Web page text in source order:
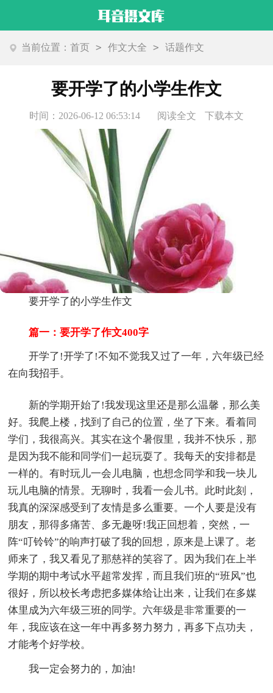
当前位置：首页 > 作文大全 > 话题作文
要开学了的小学生作文
时间：2026-06-12 06:53:14 阅读全文 下载本文
要开学了的小学生作文
篇一：要开学了作文400字
开学了!开学了!不知不觉我又过了一年，六年级已经
在向我招手。
新的学期开始了!我发现这里还是那么温馨，那么美
好。我爬上楼，找到了自己的位置，坐了下来。看着同
学们，我很高兴。其实在这个暑假里，我并不快乐，那
是因为我不能和同学们一起玩耍了。我每天的安排都是
一样的。有时玩儿一会儿电脑，也想念同学和我一块儿
玩儿电脑的情景。无聊时，我看一会儿书。此时此刻，
我真的深深感受到了友情是多么重要。一个人要是没有
朋友，那得多痛苦、多无趣呀!我正回想着，突然，一
阵“叮铃铃”的响声打破了我的回想，原来是上课了。老
师来了，我又看见了那慈祥的笑容了。因为我们在上半
学期的期中考试水平超常发挥，而且我们班的“班风”也
很好，所以校长考虑把多媒体给让出来，让我们在多媒
体里成为六年级三班的同学。六年级是非常重要的一
年，我应该在这一年中再多努力努力，再多下点功夫，
才能考个好学校。
我一定会努力的，加油!